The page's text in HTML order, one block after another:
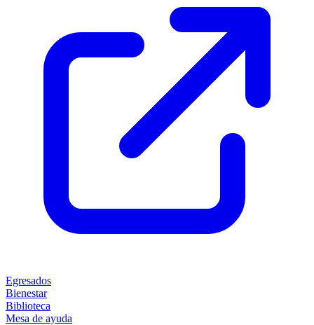
Egresados
Bienestar
Biblioteca
Mesa de ayuda